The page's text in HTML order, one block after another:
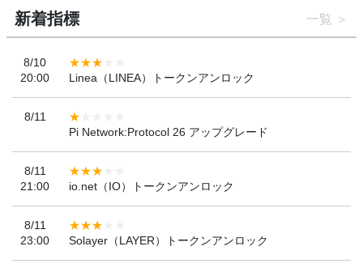
新着指標 一覧
8/10
20:00
Linea（LINEA）トークンアンロック
8/11
Pi Network:Protocol 26 アップグレード
8/11
21:00
io.net（IO）トークンアンロック
8/11
23:00
Solayer（LAYER）トークンアンロック